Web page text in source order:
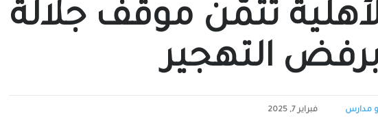
تُثمّن موقف جلالة
التهجير
مدارس فبراير 7, 2025